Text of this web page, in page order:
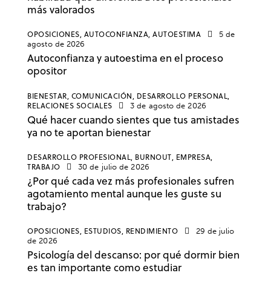
más valorados
OPOSICIONES, AUTOCONFIANZA, AUTOESTIMA
5 de
agosto de 2026
Autoconfianza y autoestima en el proceso
opositor
BIENESTAR, COMUNICACIÓN, DESARROLLO PERSONAL,
RELACIONES SOCIALES
3 de agosto de 2026
Qué hacer cuando sientes que tus amistades
ya no te aportan bienestar
DESARROLLO PROFESIONAL, BURNOUT, EMPRESA,
TRABAJO
30 de julio de 2026
¿Por qué cada vez más profesionales sufren
agotamiento mental aunque les guste su
trabajo?
OPOSICIONES, ESTUDIOS, RENDIMIENTO
29 de julio
de 2026
Psicología del descanso: por qué dormir bien
es tan importante como estudiar